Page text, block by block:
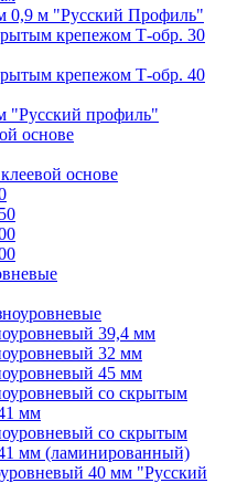
0,9 м "Русский Профиль"
крепежом Т-обр. 30
крепежом Т-обр. 40
"Русский профиль"
основе
основе
39,4 мм
32 мм
45 мм
со скрытым
мм
со скрытым
мм (ламинированный)
40 мм "Русский